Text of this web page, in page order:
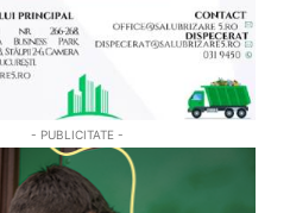
- PUBLICITATE -